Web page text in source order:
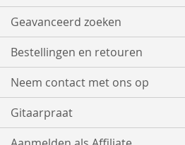
Geavanceerd zoeken
Bestellingen en retouren
Neem contact met ons op
Gitaarpraat